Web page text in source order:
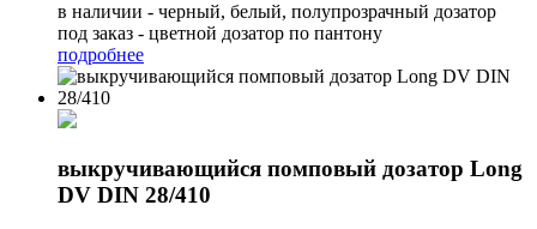
в наличии - черный, белый, полупрозрачный дозатор
под заказ - цветной дозатор по пантону
подробнее
выкручивающийся помповый дозатор Long
DV DIN 28/410